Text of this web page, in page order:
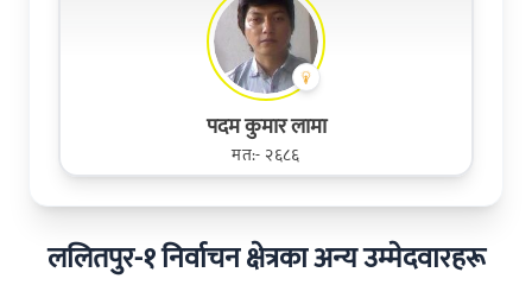
पदम कुमार लामा
मत:- २६८६
ललितपुर-१ निर्वाचन क्षेत्रका अन्य उम्मेदवारहरू